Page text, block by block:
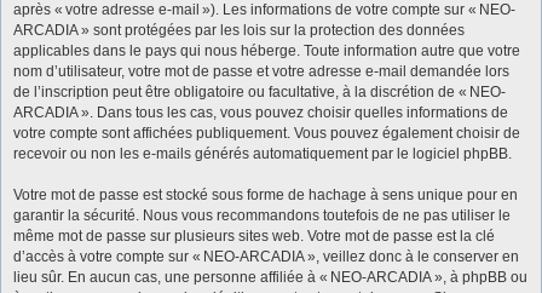
après « votre adresse e-mail »). Les informations de votre compte sur « NEO-
ARCADIA » sont protégées par les lois sur la protection des données
applicables dans le pays qui nous héberge. Toute information autre que votre
nom d’utilisateur, votre mot de passe et votre adresse e-mail demandée lors
de l’inscription peut être obligatoire ou facultative, à la discrétion de « NEO-
ARCADIA ». Dans tous les cas, vous pouvez choisir quelles informations de
votre compte sont affichées publiquement. Vous pouvez également choisir de
recevoir ou non les e-mails générés automatiquement par le logiciel phpBB.
Votre mot de passe est stocké sous forme de hachage à sens unique pour en
garantir la sécurité. Nous vous recommandons toutefois de ne pas utiliser le
même mot de passe sur plusieurs sites web. Votre mot de passe est la clé
d’accès à votre compte sur « NEO-ARCADIA », veillez donc à le conserver en
lieu sûr. En aucun cas, une personne affiliée à « NEO-ARCADIA », à phpBB ou